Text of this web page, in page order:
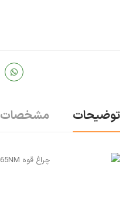
توضیحات مشخصات